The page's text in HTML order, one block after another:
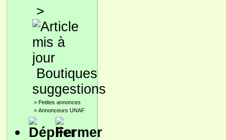
>
Boutiques
suggestions
> Petites annonces
> Annonceurs UNAF